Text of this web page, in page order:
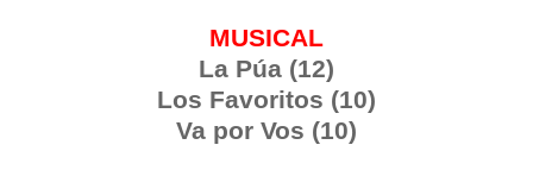
MUSICAL
La Púa (12)
Los Favoritos (10)
Va por Vos (10)